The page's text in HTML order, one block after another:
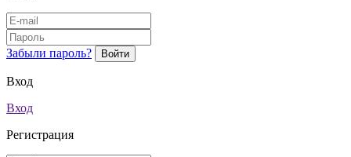
Забыли пароль?
Вход
Вход
Регистрация